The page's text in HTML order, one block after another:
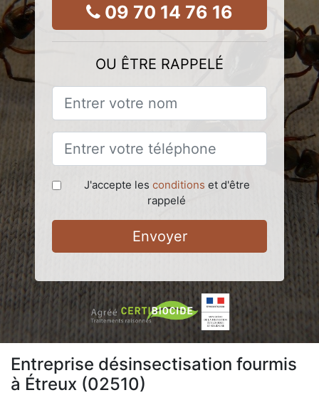
09 70 14 76 16
OU ÊTRE RAPPELÉ
J'accepte les conditions et d'être
rappelé
Envoyer
Entreprise désinsectisation fourmis
à Étreux (02510)